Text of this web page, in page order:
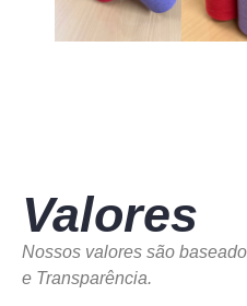
Valores
Nossos valores são
e Transparência.